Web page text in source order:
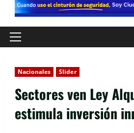
Menú
Nacionales Slider
Sectores ven Ley
estimula inversión